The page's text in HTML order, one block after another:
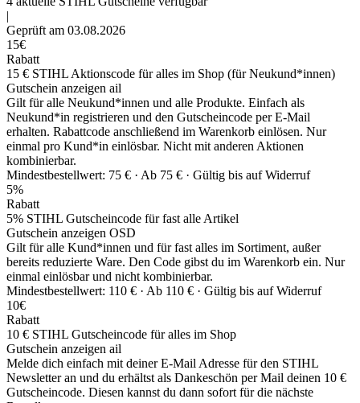
|
Geprüft am 03.08.2026
15€
Rabatt
15 € STIHL Aktionscode für alles im Shop (für Neukund*innen)
Gutschein anzeigen ail
Gilt für alle Neukund*innen und alle Produkte. Einfach als
Neukund*in registrieren und den Gutscheincode per E-Mail
erhalten. Rabattcode anschließend im Warenkorb einlösen. Nur
einmal pro Kund*in einlösbar. Nicht mit anderen Aktionen
kombinierbar.
Mindestbestellwert: 75 € · Ab 75 € · Gültig bis auf Widerruf
5%
Rabatt
5% STIHL Gutscheincode für fast alle Artikel
Gutschein anzeigen OSD
Gilt für alle Kund*innen und für fast alles im Sortiment, außer
bereits reduzierte Ware. Den Code gibst du im Warenkorb ein. Nur
einmal einlösbar und nicht kombinierbar.
Mindestbestellwert: 110 € · Ab 110 € · Gültig bis auf Widerruf
10€
Rabatt
10 € STIHL Gutscheincode für alles im Shop
Gutschein anzeigen ail
Melde dich einfach mit deiner E-Mail Adresse für den STIHL
Newsletter an und du erhältst als Dankeschön per Mail deinen 10 €
Gutscheincode. Diesen kannst du dann sofort für die nächste